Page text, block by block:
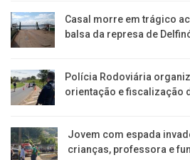
Casal morre em trágico
balsa da represa de
Polícia Rodoviária
orientação e fiscalização
Jovem com espada
crianças, professora e